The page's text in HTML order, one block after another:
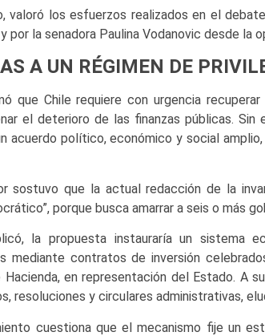
valoró los esfuerzos realizados en el
por la senadora Paulina Vodanovic desde la
A UN RÉGIMEN DE
que Chile requiere con urgencia
el deterioro de las finanzas públicas. Sin
acuerdo político, económico y social
sostuvo que la actual redacción de la
porque busca amarrar a seis o más
la propuesta instauraría un sistema
mediante contratos de inversión
Hacienda, en representación del Estado. A
resoluciones y circulares administrativas,
cuestiona que el mecanismo fije un